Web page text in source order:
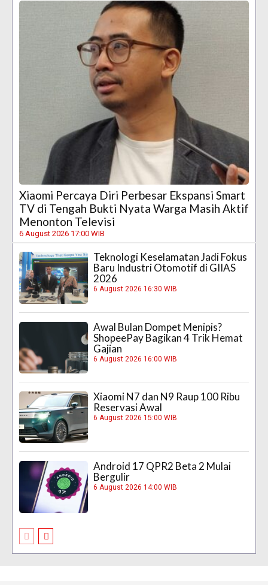
Xiaomi Percaya Diri Perbesar Ekspansi Smart
TV di Tengah Bukti Nyata Warga Masih Aktif
Menonton Televisi
6 August 2026 17:00 WIB
Teknologi Keselamatan Jadi Fokus
Baru Industri Otomotif di GIIAS
2026
6 August 2026 16:30 WIB
Awal Bulan Dompet Menipis?
ShopeePay Bagikan 4 Trik Hemat
Gajian
6 August 2026 16:00 WIB
Xiaomi N7 dan N9 Raup 100 Ribu
Reservasi Awal
6 August 2026 15:00 WIB
Android 17 QPR2 Beta 2 Mulai
Bergulir
6 August 2026 14:00 WIB